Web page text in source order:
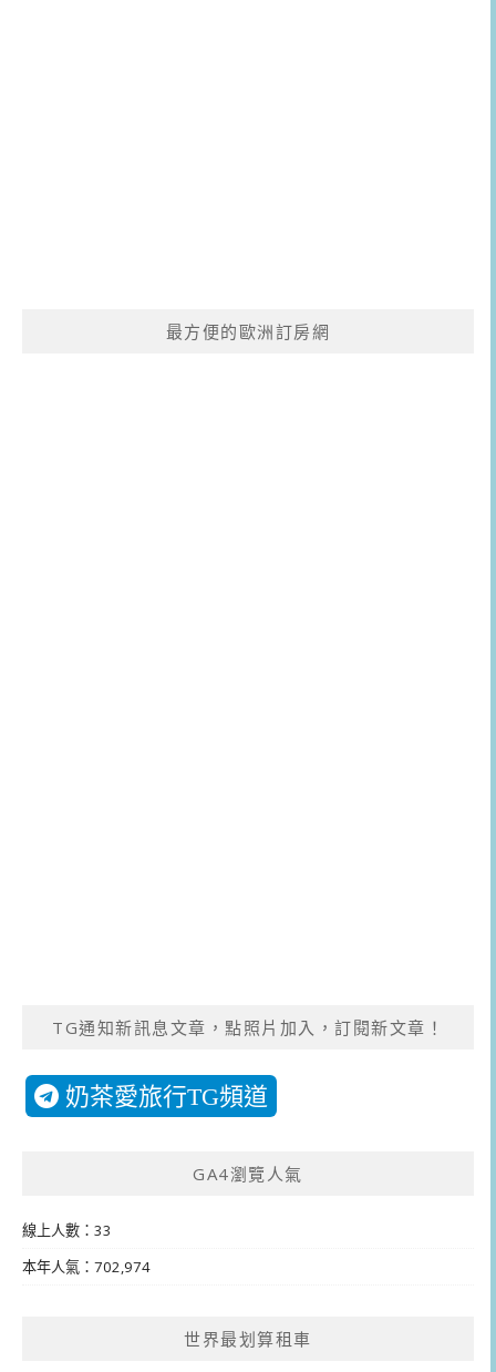
最方便的歐洲訂房網
TG通知新訊息文章，點照片加入，訂閱新文章！
奶茶愛旅行TG頻道
GA4瀏覽人氣
線上人數：33
本年人氣：702,974
世界最划算租車